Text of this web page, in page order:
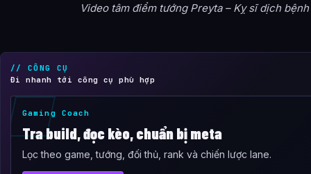
Video tâm điểm tướng Preyta – Kỵ sĩ dịch bệnh
// CÔNG CỤ
Đi nhanh tới công cụ phù hợp
Gaming Coach
Tra build, đọc kèo, chuẩn bị meta
Lọc theo game, tướng, đối thủ, rank và chiến lược lane.